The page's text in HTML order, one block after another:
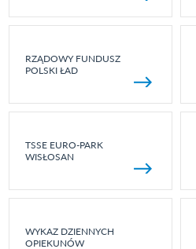
RZĄDOWY FUNDUSZ
POLSKI ŁAD
TSSE EURO-PARK
WISŁOSAN
WYKAZ DZIENNYCH
OPIEKUNÓW